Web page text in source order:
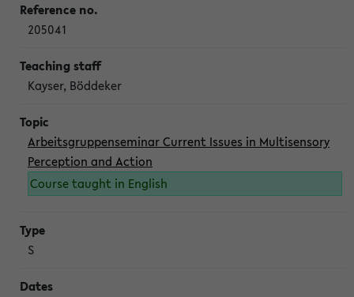
205041
Kayser, Böddeker
Arbeitsgruppenseminar Current Issues in Multisensory
Perception and Action
Course taught in English
S